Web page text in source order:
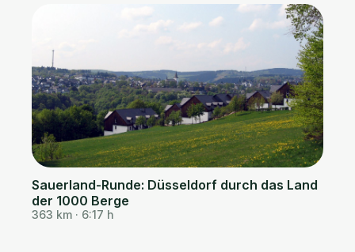
Sauerland-Runde: Düsseldorf durch das Land
der 1000 Berge
363 km · 6:17 h